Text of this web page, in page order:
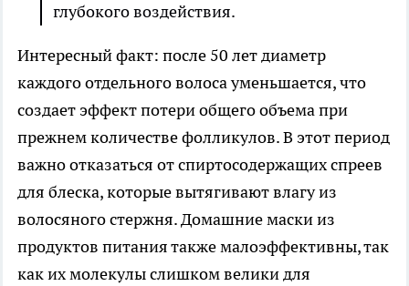
глубокого воздействия.
Интересный факт: после 50 лет диаметр
каждого отдельного волоса уменьшается, что
создает эффект потери общего объема при
прежнем количестве фолликулов. В этот период
важно отказаться от спиртосодержащих спреев
для блеска, которые вытягивают влагу из
волосяного стержня. Домашние маски из
продуктов питания также малоэффективны, так
как их молекулы слишком велики для